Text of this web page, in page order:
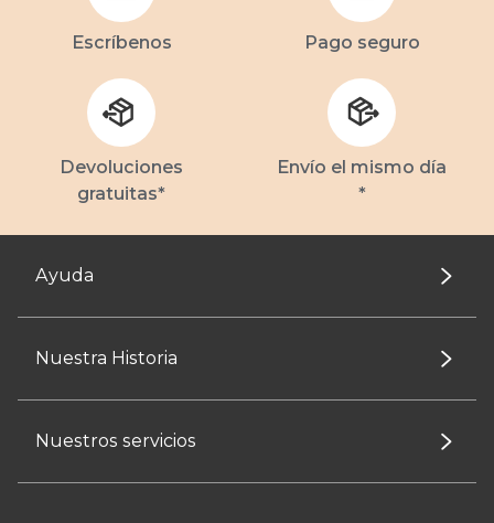
Escríbenos Pago seguro
Devoluciones
gratuitas*
Envío el mismo día
*
Ayuda
Nuestra Historia
Nuestros servicios